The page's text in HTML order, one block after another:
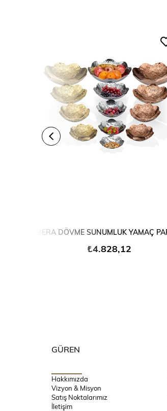
SEPETE EKLE
₺4.828,12
GÜREN
Hakkımızda
Vizyon & Misyon
Satış Noktalarımız
İletişim